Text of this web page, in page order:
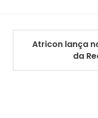
Atricon lança
da